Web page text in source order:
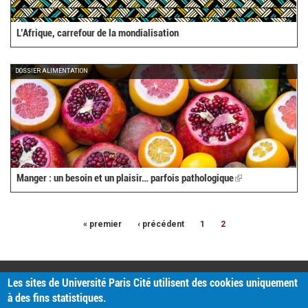
L’Afrique, carrefour de la mondialisation
DOSSIER ALIMENTATION
Manger : un besoin et un plaisir… parfois pathologique(link
is
« premier ‹ précédent 1 2
PRATIQUE
Plan d'accès
Intranet
Les sites de Université Paris Cité utilisent des cookies uniquement
à des fins statistiques.